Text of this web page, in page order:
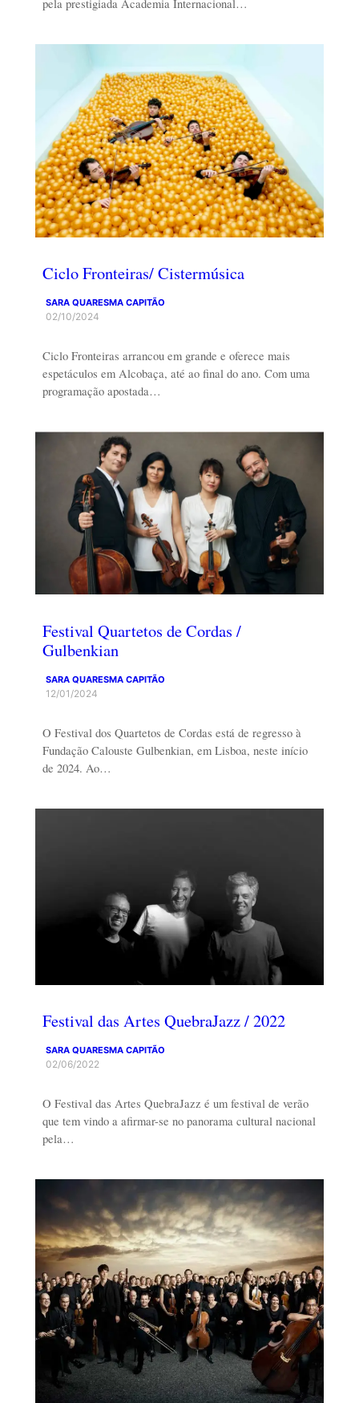
pela prestigiada Academia Internacional…
Ciclo Fronteiras/ Cistermúsica
SARA QUARESMA CAPITÃO
02/10/2024
Ciclo Fronteiras arrancou em grande e oferece mais
espetáculos em Alcobaça, até ao final do ano. Com uma
programação apostada…
Festival Quartetos de Cordas /
Gulbenkian
SARA QUARESMA CAPITÃO
12/01/2024
O Festival dos Quartetos de Cordas está de regresso à
Fundação Calouste Gulbenkian, em Lisboa, neste início
de 2024. Ao…
Festival das Artes QuebraJazz / 2022
SARA QUARESMA CAPITÃO
02/06/2022
O Festival das Artes QuebraJazz é um festival de verão
que tem vindo a afirmar-se no panorama cultural nacional
pela…